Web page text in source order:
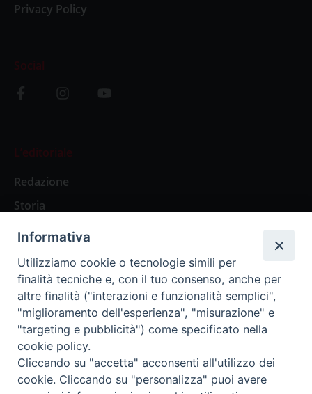
Privacy Policy
Social
L’editoriale
Redazione
Storia
Abbonamenti
Abbonamento Annuale Digitale
Abbonamento Annuale Cartaceo
Abbonamento Singola Copia Digitale
Informativa
Utilizziamo cookie o tecnologie simili per
finalità tecniche e, con il tuo consenso, anche per
altre finalità ("interazioni e funzionalità semplici",
"miglioramento dell'esperienza", "misurazione" e
"targeting e pubblicità") come specificato nella
cookie policy.
Cliccando su "accetta" acconsenti all'utilizzo dei
cookie. Cliccando su "personalizza" puoi avere